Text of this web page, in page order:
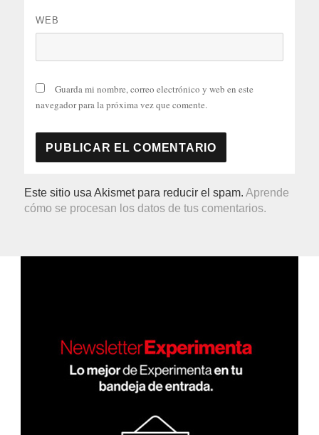
WEB
Guarda mi nombre, correo electrónico y web en este
navegador para la próxima vez que comente.
Este sitio usa Akismet para reducir el spam.Aprende
cómo se procesan los datos de tus comentarios.